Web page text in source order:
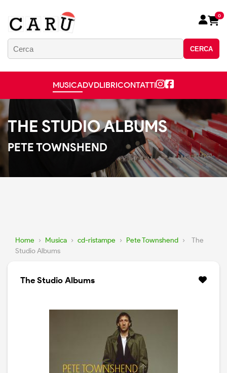
CERCA
0
MUSICADVDLIBRICONTATTI
THE STUDIO ALBUMS
PETE TOWNSHEND
Home › Musica › cd-ristampe › Pete Townshend ›
The
Studio Albums
The Studio Albums